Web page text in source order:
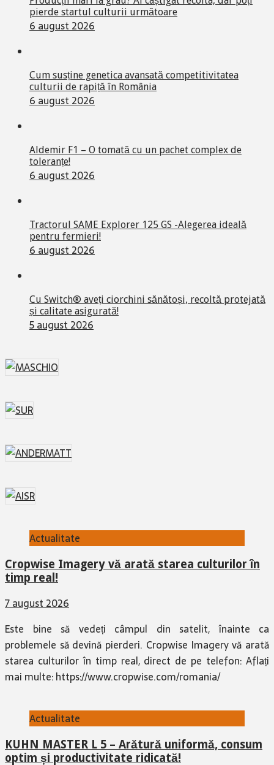
pierde startul culturii următoare
6 august 2026
Cum susține genetica avansată competitivitatea
culturii de rapiță în România
6 august 2026
Aldemir F1 – O tomată cu un pachet complex de
toleranțe!
6 august 2026
Tractorul SAME Explorer 125 GS -Alegerea ideală
pentru fermieri!
6 august 2026
Cu Switch® aveți ciorchini sănătoși, recoltă protejată
și calitate asigurată!
5 august 2026
Actualitate
Cropwise Imagery vă arată starea culturilor în
timp real!
7 august 2026
Este bine să vedeți câmpul din satelit, înainte ca
problemele să devină pierderi. Cropwise Imagery vă arată
starea culturilor în timp real, direct de pe telefon: Aflați
mai multe: https://www.cropwise.com/romania/
Actualitate
KUHN MASTER L 5 – Arătură uniformă, consum
optim și productivitate ridicată!